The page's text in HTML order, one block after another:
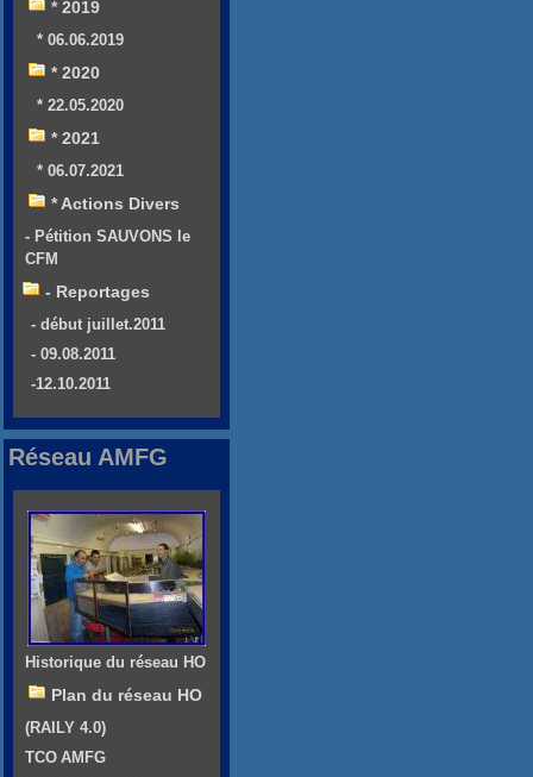
* 2019
* 06.06.2019
* 2020
* 22.05.2020
* 2021
* 06.07.2021
* Actions Divers
- Pétition SAUVONS le
CFM
- Reportages
- début juillet.2011
- 09.08.2011
-12.10.2011
Réseau AMFG
Historique du réseau HO
Plan du réseau HO
(RAILY 4.0)
TCO AMFG